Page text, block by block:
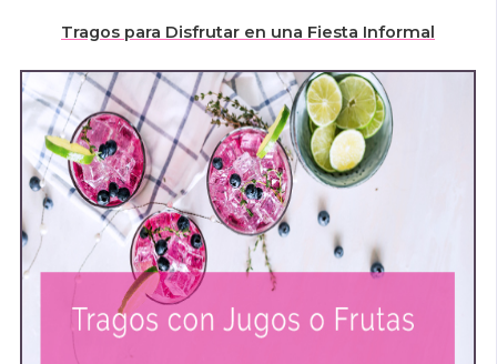
Tragos para Disfrutar en una Fiesta Informal